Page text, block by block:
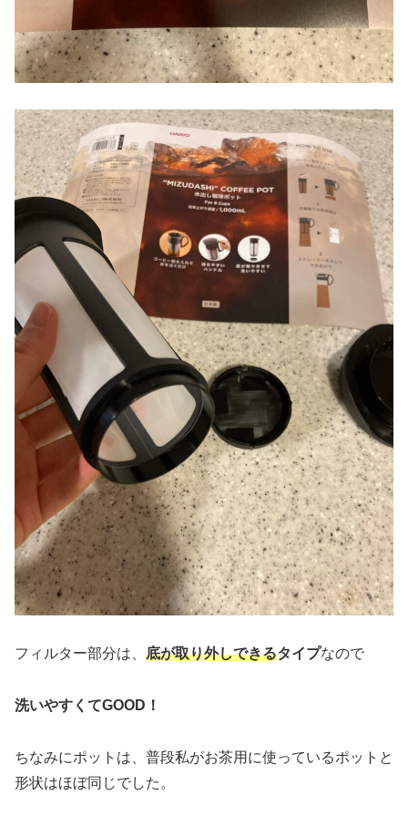
フィルター部分は、 底が取り外しできるタイプなので
洗いやすくてGOOD！
ちなみにポットは、普段私がお茶用に使っているポットと
形状はほぼ同じでした。